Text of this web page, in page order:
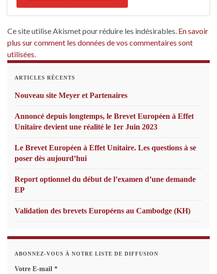
Ce site utilise Akismet pour réduire les indésirables. En savoir
plus sur comment les données de vos commentaires sont
utilisées.
ARTICLES RÉCENTS
Nouveau site Meyer et Partenaires
Annoncé depuis longtemps, le Brevet Européen à Effet
Unitaire devient une réalité le 1er Juin 2023
Le Brevet Européen à Effet Unitaire. Les questions à se
poser dès aujourd’hui
Report optionnel du début de l’examen d’une demande
EP
Validation des brevets Européens au Cambodge (KH)
ABONNEZ-VOUS À NOTRE LISTE DE DIFFUSION
Votre E-mail *